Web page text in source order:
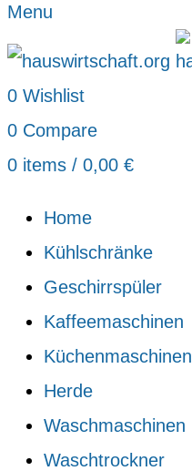
Menu
0 Wishlist
0 Compare
0 items / 0,00 €
Home
Kühlschränke
Geschirrspüler
Kaffeemaschinen
Küchenmaschinen
Herde
Waschmaschinen
Waschtrockner